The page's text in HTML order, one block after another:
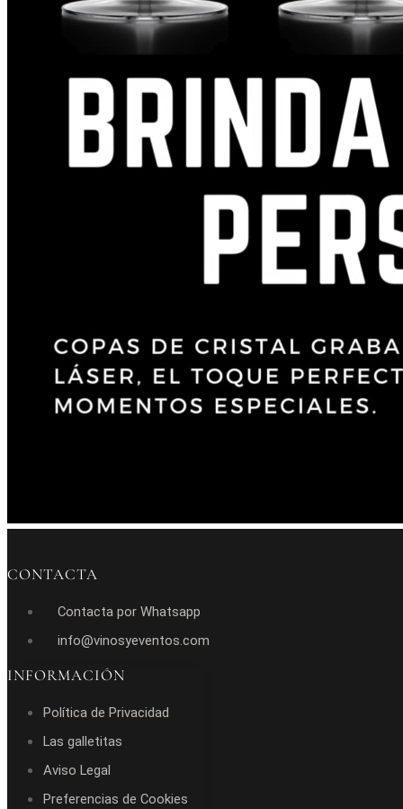
CONTACTA
Contacta por Whatsapp
info@vinosyeventos.com
INFORMACIÓN
Política de Privacidad
Las galletitas
Aviso Legal
Preferencias de Cookies